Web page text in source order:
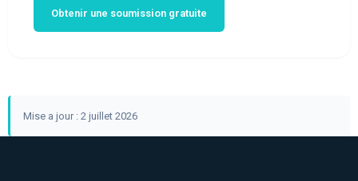
Obtenir une soumission gratuite
Mise a jour : 2 juillet 2026